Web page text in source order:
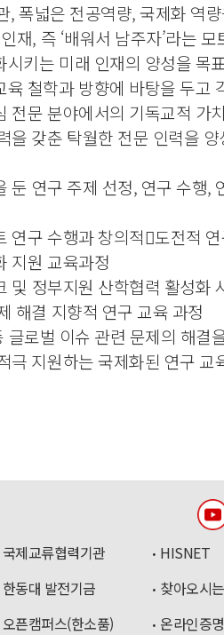
, 폭넓은 전공역량, 국제화 역
재, 즉 ‘배워서 남주자’라는 모
시키는 미래 인재의 양성을 목
육 철학과 방향에 바탕을 두고
전문 분야에서의 기독교적 가
을 갖춘 탁월한 전문 인력을
둔 연구 주제 선정, 연구 수행,
연구 수행과 창의적도전적
지원 교육과정
및 정부지원 산학협력 활성화
해결 지향적 연구 교육 과정
글로벌 이슈 관련 문제의 해결
극 지원하는 국제화된 연구 교
국제교류협력기관
HISNET
한동대 발전기금
찾아오시
오픈캠퍼스(한소품)
온라인증